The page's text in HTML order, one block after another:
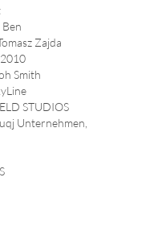
Zajda
Smith
STUDIOS
Unternehmen,